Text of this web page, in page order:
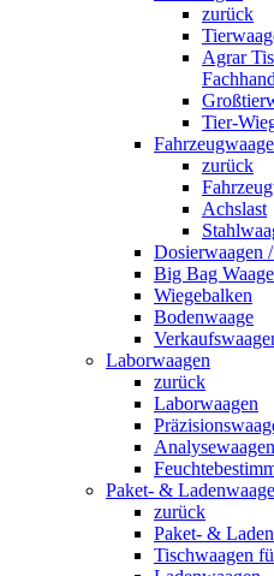
zurück
Agrar
Tier-
zurück
Achslast
Dosierwaagen
Big Bag Waage
Wiegebalken
Bodenwaage
Laborwaagen
zurück
Laborwaagen
Analysewaagen
Paket- &
zurück
Paket- &
Tischwaagen